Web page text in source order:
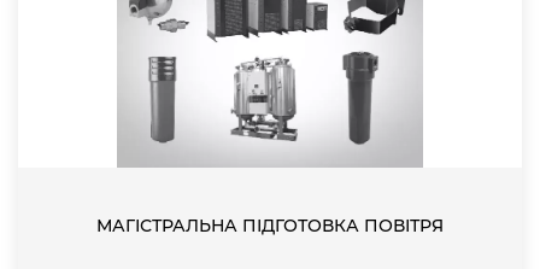
МАГІСТРАЛЬНА ПІДГОТОВКА ПОВІТРЯ